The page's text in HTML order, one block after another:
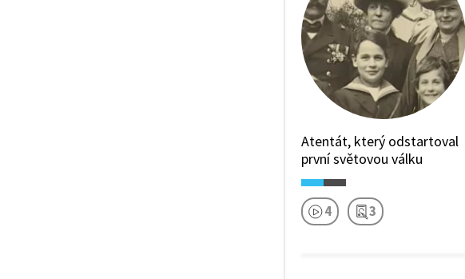
Atentát, který odstartoval
první světovou válku
4 3